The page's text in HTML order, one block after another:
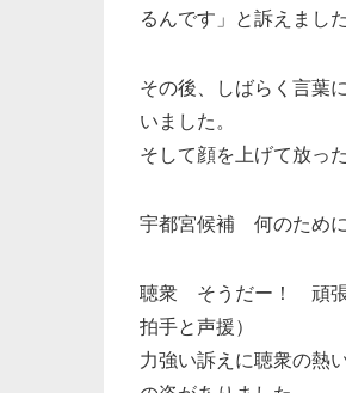
るんです」と訴えました
その後、しばらく言葉
いました。
そして顔を上げて放っ
宇都宮候補 何のため
聴衆 そうだー！ 頑張
拍手と声援）
力強い訴えに聴衆の熱